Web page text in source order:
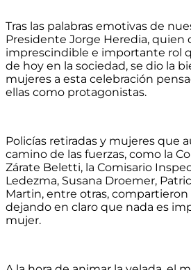
Tras las palabras emotivas de
Presidente Jorge Heredia, quien
imprescindible e importante rol
de hoy en la sociedad, se dio la
mujeres a esta celebración
ellas como protagonistas.
Policías retiradas y mujeres que
camino de las fuerzas, como la
Zárate Beletti, la Comisario
Ledezma, Susana Droemer,
Martin, entre otras, compartieron
dejando en claro que nada es
mujer.